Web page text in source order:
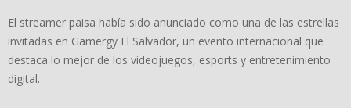
El streamer paisa había sido anunciado como una de las estrellas
invitadas en Gamergy El Salvador, un evento internacional que
destaca lo mejor de los videojuegos, esports y entretenimiento
digital.